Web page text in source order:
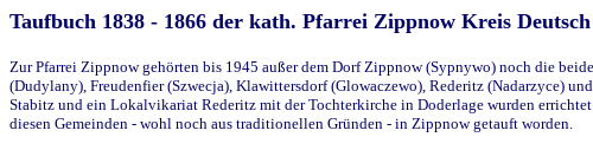
Taufbuch 1838 - 1866 der kath. Pfarrei Zippnow Kreis
Zur Pfarrei Zippnow gehörten bis 1945 außer dem Dorf Zippnow (Sypnywo) noch die
(Dudylany), Freudenfier (Szwecja), Klawittersdorf (Glowaczewo), Rederitz (Nadarzyce)
Stabitz und ein Lokalvikariat Rederitz mit der Tochterkirche in Doderlage wurden
diesen Gemeinden - wohl noch aus traditionellen Gründen - in Zippnow getauft worden.